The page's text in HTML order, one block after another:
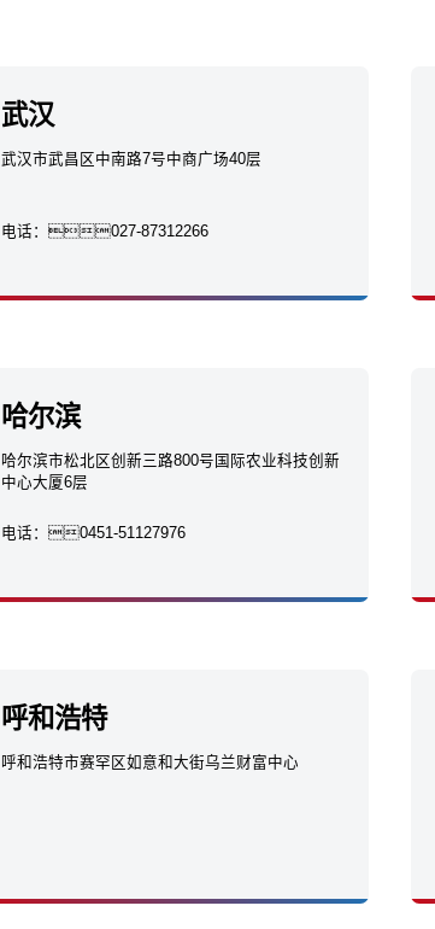
武汉
武汉市武昌区中南路7号中商广场40层
电话：027-87312266
哈尔滨
哈尔滨市松北区创新三路800号国际农业科技创新
中心大厦6层
电话：0451-51127976
呼和浩特
呼和浩特市赛罕区如意和大街乌兰财富中心